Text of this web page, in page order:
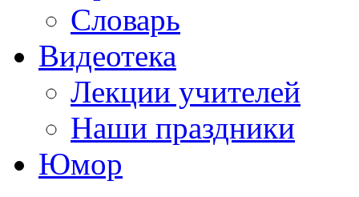
Словарь
Видеотека
Лекции учителей
Наши праздники
Юмор